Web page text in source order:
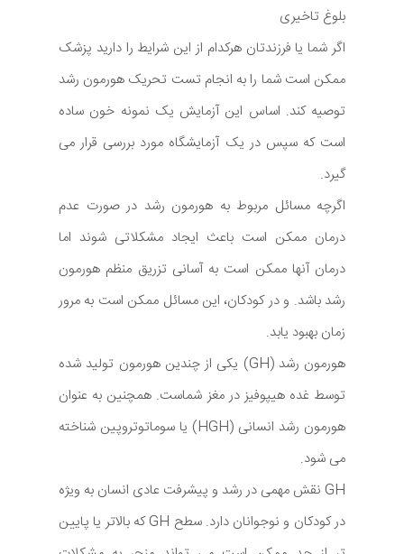
بلوغ تاخیری
اگر شما یا فرزندتان هرکدام از این شرایط را دارید پزشک
ممکن است شما را به انجام تست تحریک هورمون رشد
توصیه کند. اساس این آزمایش یک نمونه خون ساده
است که سپس در یک آزمایشگاه مورد بررسی قرار می
گیرد.
اگرچه مسائل مربوط به هورمون رشد در صورت عدم
درمان ممکن است باعث ایجاد مشکلاتی شوند اما
درمان آنها ممکن است به آسانی تزریق منظم هورمون
رشد باشد. و در کودکان، این مسائل ممکن است به مرور
زمان بهبود یابد.
هورمون رشد (GH) یکی از چندین هورمون تولید شده
توسط غده هیپوفیز در مغز شماست. همچنین به عنوان
هورمون رشد انسانی (HGH) یا سوماتوتروپین شناخته
می شود.
GH نقش مهمی در رشد و پیشرفت عادی انسان به ویژه
در کودکان و نوجوانان دارد. سطح GH که بالاتر یا پایین